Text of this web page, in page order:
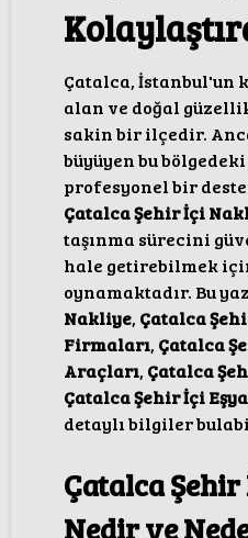
Çatalca, İstanbul'un
alan ve doğal
sakin bir ilçedir.
büyüyen bu
profesyonel bir
Çatalca Şehir İçi
taşınma sürecini
hale getirebilmek
oynamaktadır. Bu
Nakliye, Çatalca
Firmaları, Çatalca
Araçları, Çatalca
Çatalca Şehir İçi
detaylı bilgiler
Çatalca
Nedir ve